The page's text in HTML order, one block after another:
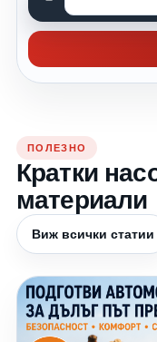
ПОЛЕЗНО
Кратки
материали
Виж всички статии